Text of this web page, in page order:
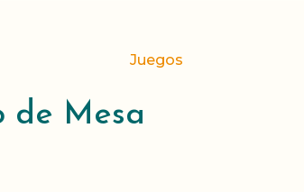
Juegos
de Mesa